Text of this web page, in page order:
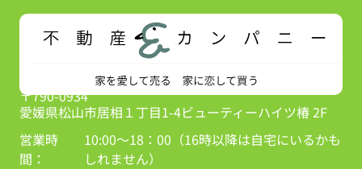
〒790-0934
愛媛県松山市居相１丁目1-4ビューティーハイツ椿 2F
営業時
間：
10:00～18：00（16時以降は自宅にいるかも
しれません）